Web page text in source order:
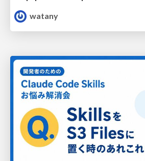
watany